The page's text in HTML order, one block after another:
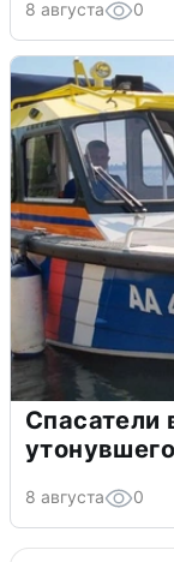
8 августа 0
Спасатели
8 августа 0